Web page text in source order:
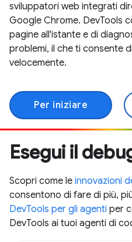
sviluppatori web integrati
Google Chrome. DevTools
pagine all'istante e di
problemi, il che ti consente
velocemente.
Per iniziare
Esegui il
Scopri come le innovazioni
consentono di fare di più,
DevTools per gli agenti per
DevTools ai tuoi agenti di